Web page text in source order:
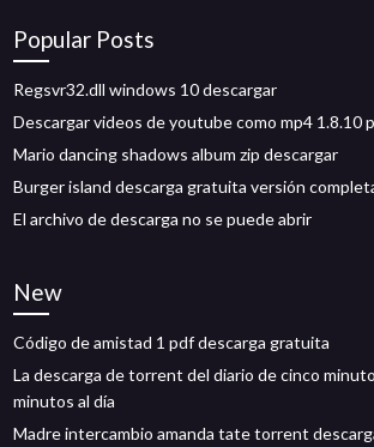
Popular Posts
Regsvr32.dll windows 10 descargar
Descargar videos de youtube como mp4 1.8.10
Mario dancing shadows album zip descargar
Burger island descarga gratuita versión
El archivo de descarga no se puede abrir
New
Código de amistad 1 pdf descarga gratuita
La descarga de torrent del diario de cinco
minutos al día
Madre intercambio amanda tate torrent